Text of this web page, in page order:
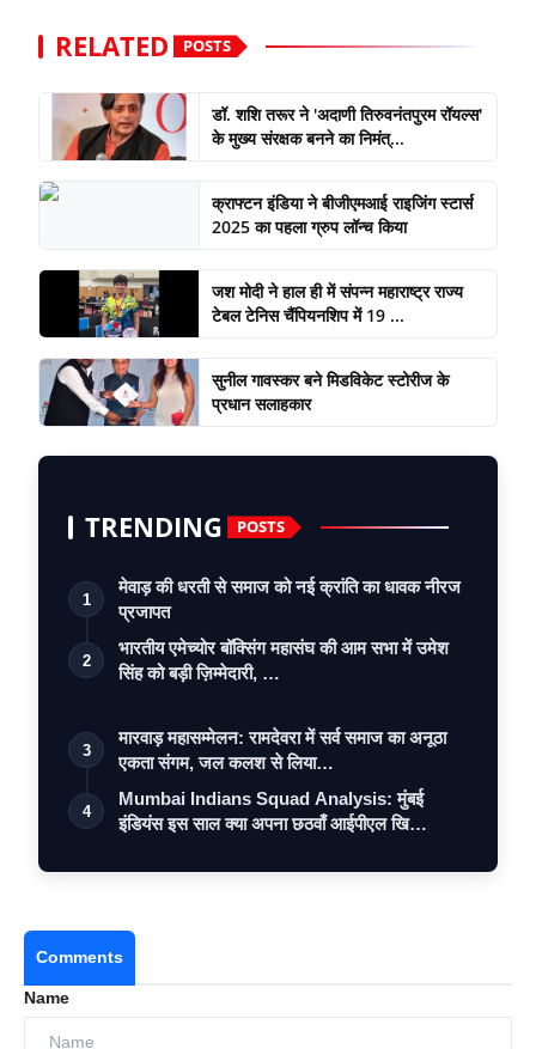
RELATED POSTS
डॉ. शशि तरूर ने 'अदाणी तिरुवनंतपुरम रॉयल्स'
के मुख्य संरक्षक बनने का निमंत्...
क्राफ्टन इंडिया ने बीजीएमआई राइजिंग स्टार्स
2025 का पहला ग्रुप लॉन्च किया
जश मोदी ने हाल ही में संपन्न महाराष्ट्र राज्य
टेबल टेनिस चैंपियनशिप में 19 ...
सुनील गावस्कर बने मिडविकेट स्टोरीज के
प्रधान सलाहकार
TRENDING POSTS
1
मेवाड़ की धरती से समाज को नई क्रांति का धावक नीरज
प्रजापत
2
भारतीय एमेच्योर बॉक्सिंग महासंघ की आम सभा में उमेश
सिंह को बड़ी ज़िम्मेदारी, …
3
मारवाड़ महासम्मेलन: रामदेवरा में सर्व समाज का अनूठा
एकता संगम, जल कलश से लिया…
4
Mumbai Indians Squad Analysis: मुंबई
इंडियंस इस साल क्या अपना छठवाँ आईपीएल खि…
Comments
Name